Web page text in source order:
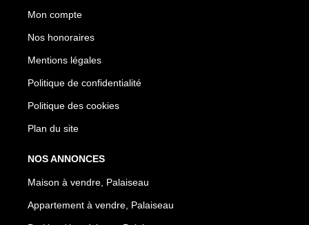
Mon compte
Nos honoraires
Mentions légales
Politique de confidentialité
Politique des cookies
Plan du site
NOS ANNONCES
Maison à vendre, Palaiseau
Appartement à vendre, Palaiseau